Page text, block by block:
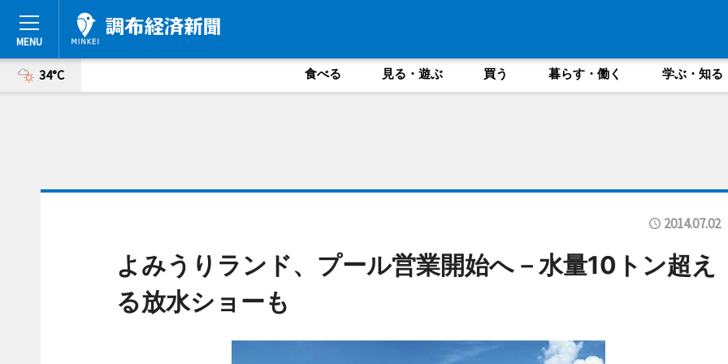
34°C 食べる 見る・遊ぶ 買う 暮らす・働く 学ぶ・知る
2014.07.02
よみうりランド、プール営業開始へ－水量10トン超え
る放水ショーも